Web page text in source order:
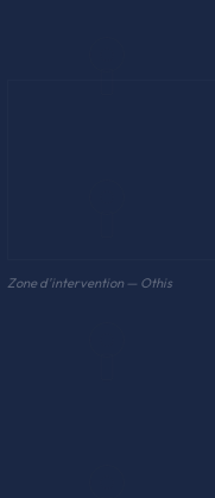
Zone d'intervention — Othis